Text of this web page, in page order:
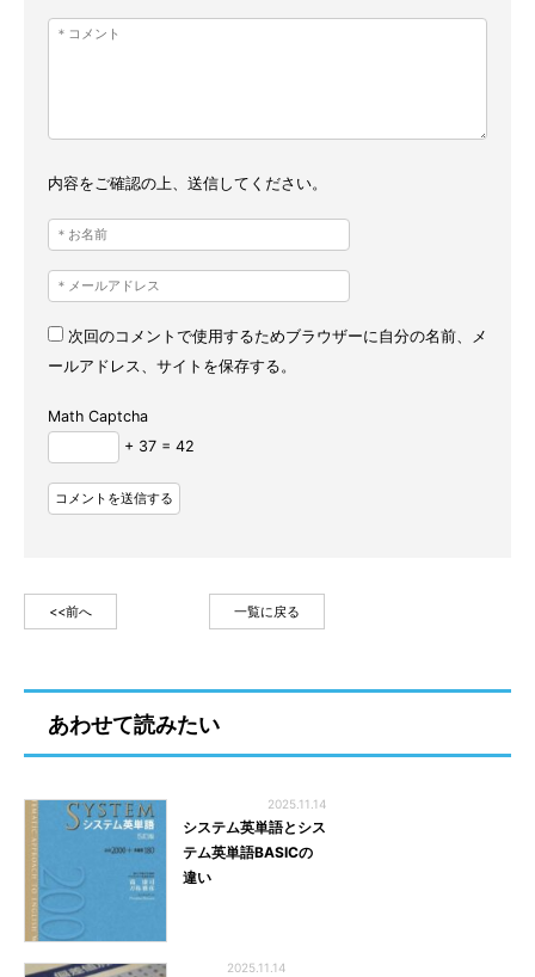
内容をご確認の上、送信してください。
次回のコメントで使用するためブラウザーに自分の名前、メ
ールアドレス、サイトを保存する。
Math Captcha
+ 37 = 42
<<前へ 一覧に戻る
あわせて読みたい
2025.11.14
システム英単語とシス
テム英単語BASICの
違い
2025.11.14